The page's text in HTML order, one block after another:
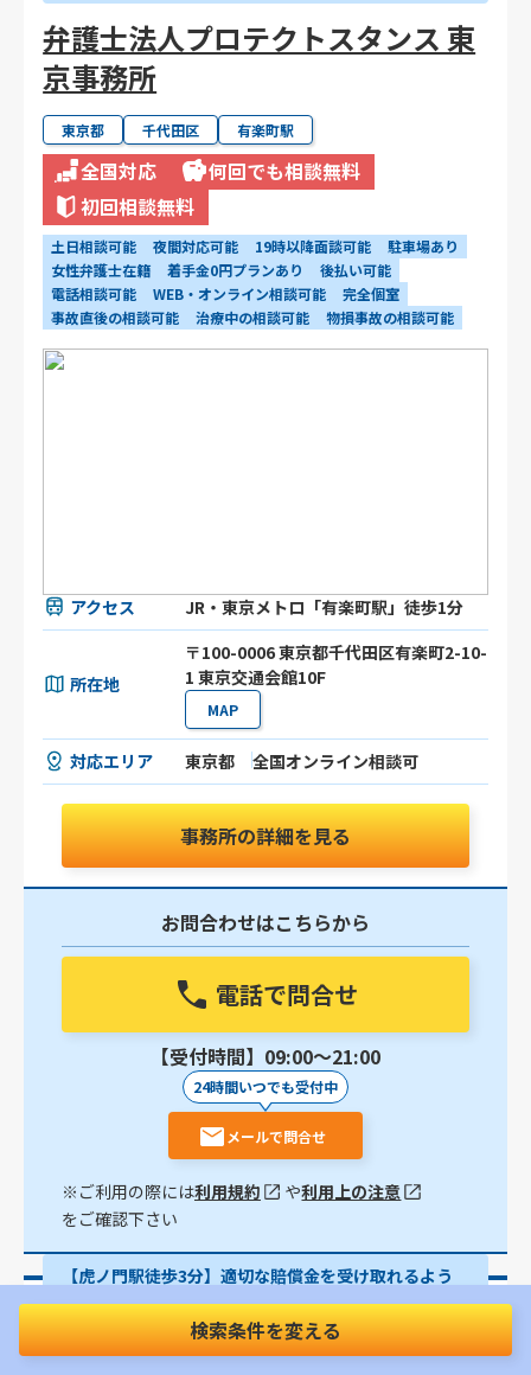
弁護士法人プロテクトスタンス 東
京事務所
東京都 千代田区 有楽町駅
全国対応
何回でも相談無料
初回相談無料
土日相談可能 夜間対応可能 19時以降面談可能
駐車場あり
女性弁護士在籍
着手金0円プランあり
後払い可能
電話相談可能
WEB・オンライン相談可能
完全個室
事故直後の相談可能
治療中の相談可能 物損事故の相談可能
アクセス JR・東京メトロ「有楽町駅」徒歩1分
所在地
〒100-0006 東京都千代田区有楽町2-10-
1 東京交通会館10F
MAP
対応エリア 東京都 全国オンライン相談可
事務所の詳細を見る
お問合わせはこちらから
電話で問合せ
【受付時間】09:00〜21:00
24時間いつでも受付中
メールで問合せ
※ご利用の際には利用規約 や利用上の注意
をご確認下さい
【虎ノ門駅徒歩3分】適切な賠償金を受け取れるよう
ご支援いたします│電話相談やオンライン相談をご活
用ください
検索条件を変える